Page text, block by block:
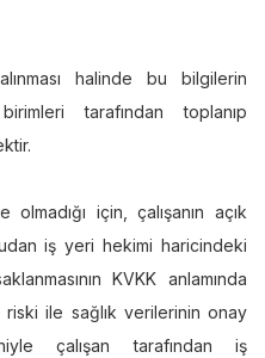
halinde bu bilgilerin
tarafından toplanıp
için, çalışanın açık
iş yeri hekimi haricindeki
KVKK anlamında
ile sağlık verilerinin onay
çalışan tarafından iş